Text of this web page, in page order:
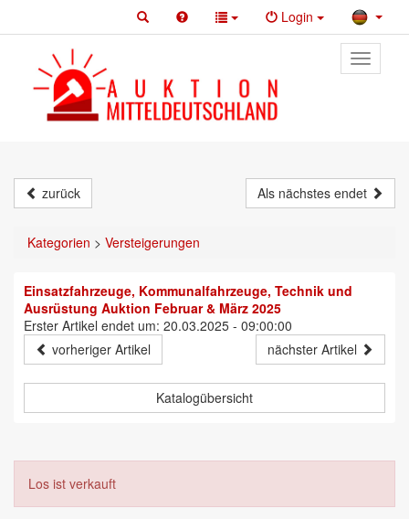
Login
Toggle
primary
zurück Als nächstes endet
Kategorien > Versteigerungen
Einsatzfahrzeuge, Kommunalfahrzeuge, Technik und
Ausrüstung Auktion Februar & März 2025
Erster Artikel endet um: 20.03.2025 - 09:00:00
vorheriger Artikel
nächster Artikel
Katalogübersicht
Los ist verkauft